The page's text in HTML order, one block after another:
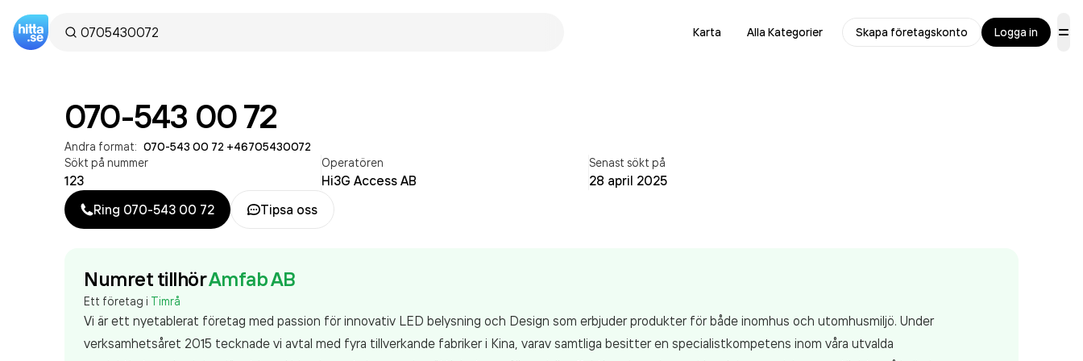
Karta Alla Kategorier Skapa företagskonto Logga in
070-543 00 72
Andra format: 070-543 00 72 +46705430072
Sökt på nummer
123
Operatören
Hi3G Access AB
Senast sökt på
28 april 2025
Ring 070-543 00 72 Tipsa oss
Numret tillhörAmfab AB
Ett företag i Timrå
Vi är ett nyetablerat företag med passion för innovativ LED belysning och Design som erbjuder produkter för både inomhus och utomhusmiljö. Under
verksamhetsåret 2015 tecknade vi avtal med fyra tillverkande fabriker i Kina, varav samtliga besitter en specialistkompetens inom våra utvalda